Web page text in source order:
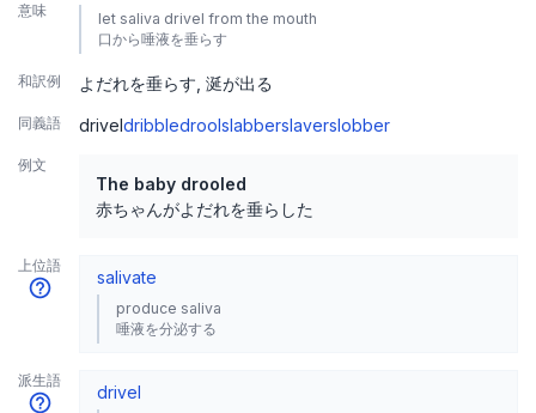
意味
let saliva drivel from the mouth
口から唾液を垂らす
和訳例 よだれを垂らす 涎が出る
同義語 driveldribbledroolslabberslaverslobber
例文
The baby drooled
赤ちゃんがよだれを垂らした
上位語
salivate
produce saliva
唾液を分泌する
派生語
drivel